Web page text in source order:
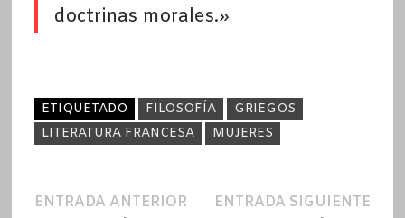
doctrinas morales.»
ETIQUETADO FILOSOFÍA
GRIEGOS
LITERATURA FRANCESA
MUJERES
Navegación
ENTRADA ANTERIOREntrada
ENTRADA SIGUIENTE